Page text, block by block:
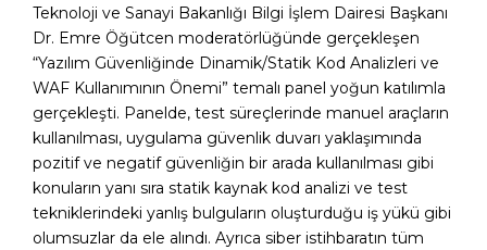
Teknoloji ve Sanayi Bakanlığı Bilgi İşlem Dairesi Başkanı
Dr. Emre Öğütcen moderatörlüğünde gerçekleşen
“Yazılım Güvenliğinde Dinamik/Statik Kod Analizleri ve
WAF Kullanımının Önemi” temalı panel yoğun katılımla
gerçekleşti. Panelde, test süreçlerinde manuel araçların
kullanılması, uygulama güvenlik duvarı yaklaşımında
pozitif ve negatif güvenliğin bir arada kullanılması gibi
konuların yanı sıra statik kaynak kod analizi ve test
tekniklerindeki yanlış bulguların oluşturduğu iş yükü gibi
olumsuzlar da ele alındı. Ayrıca siber istihbaratın tüm